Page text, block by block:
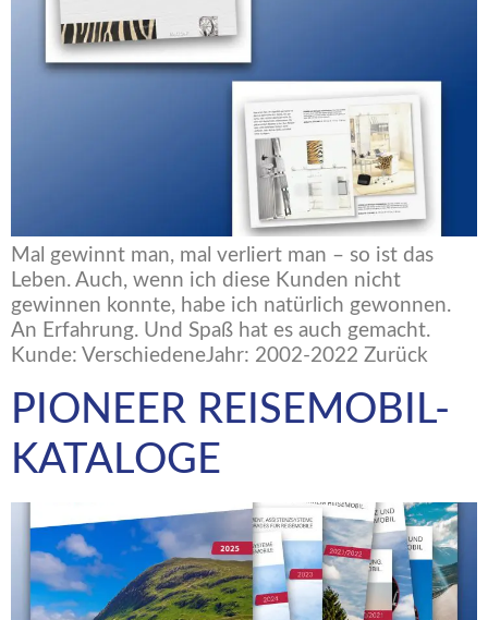
Mal gewinnt man, mal verliert man – so ist das
Leben. Auch, wenn ich diese Kunden nicht
gewinnen konnte, habe ich natürlich gewonnen.
An Erfahrung. Und Spaß hat es auch gemacht.
Kunde: VerschiedeneJahr: 2002-2022 Zurück
PIONEER REISEMOBIL-
KATALOGE